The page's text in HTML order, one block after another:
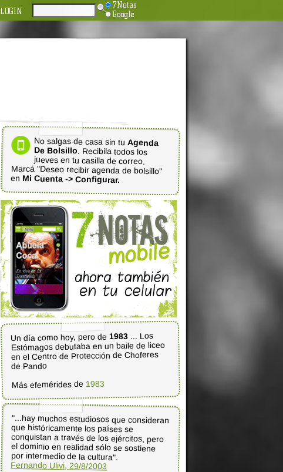
LOGIN
7Notas
Google
No salgas de casa sin tu Agenda
De Bolsillo. Recibila todos los
jueves en tu casilla de correo.
Marcá "Deseo recibir agenda de bolsillo"
en Mi Cuenta -> Configurar.
Un día como hoy, pero de1983 ... Los
Estómagos debutaba en un baile de liceo
en el Centro de Protección de Choferes
de Pando
Más efemérides de 1983
"...hay muchos estudiosos que consideran
que históricamente los países se
conquistan a través de los ejércitos, pero
el dominio en realidad sólo se sostiene
por intermedio de la cultura".
Fernando Ulivi, 29/8/2003